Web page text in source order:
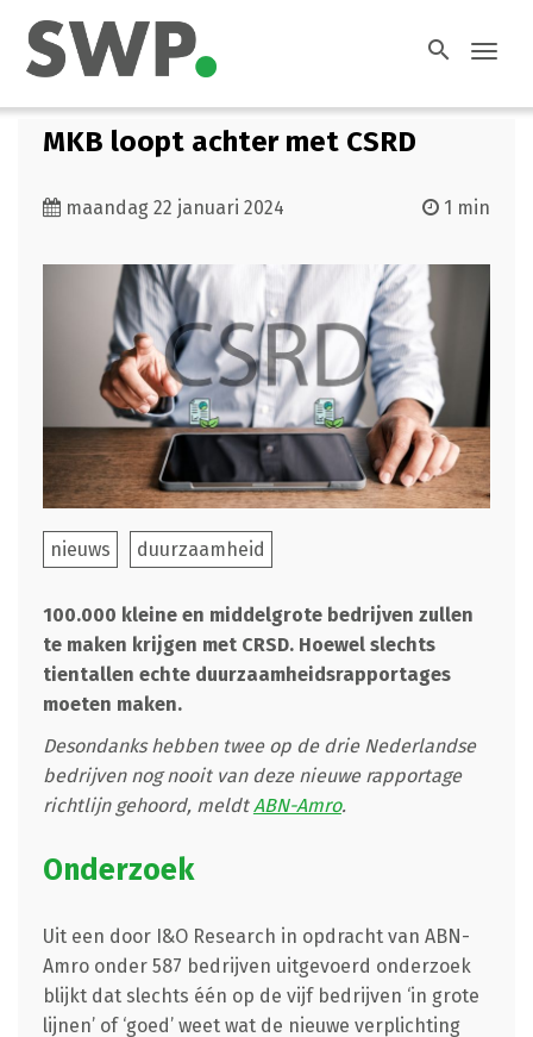
search
MKB loopt achter met CSRD
maandag 22 januari 2024 1 min
nieuws duurzaamheid
100.000 kleine en middelgrote bedrijven zullen
te maken krijgen met CRSD. Hoewel slechts
tientallen echte duurzaamheidsrapportages
moeten maken.
Desondanks hebben twee op de drie Nederlandse
bedrijven nog nooit van deze nieuwe rapportage
richtlijn gehoord, meldtABN-Amro.
Onderzoek
Uit een door I&O Research in opdracht van ABN-
Amro onder 587 bedrijven uitgevoerd onderzoek
blijkt dat slechts één op de vijf bedrijven ‘in grote
lijnen’ of ‘goed’ weet wat de nieuwe verplichting